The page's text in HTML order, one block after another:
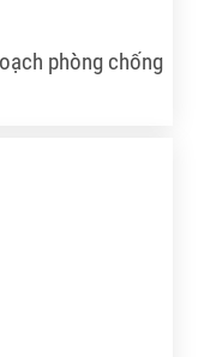
phòng chống